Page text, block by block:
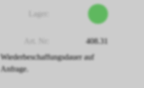
408.31
Wiederbeschaffungsdauer auf
Anfrage.